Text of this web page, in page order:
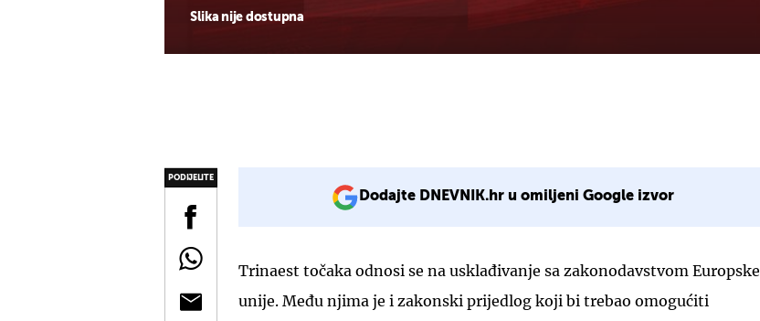
Slika nije dostupna
PODIJELITE
Dodajte DNEVNIK.hr u omiljeni Google izvor
Trinaest točaka odnosi se na usklađivanje sa zakonodavstvom Europske
unije. Među njima je i zakonski prijedlog koji bi trebao omogućiti